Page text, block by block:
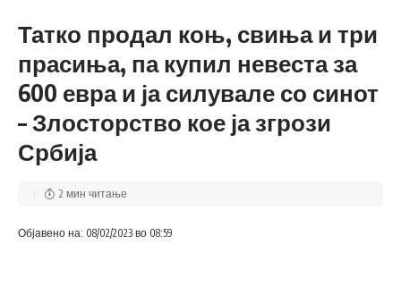
Татко продал коњ, свиња и три
прасиња, па купил невеста за
600 евра и ја силувале со синот
– Злосторство кое ја згрози
Србија
Објавено на: 08/02/2023 во 08:59
2 мин читање